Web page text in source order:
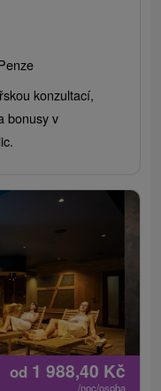
konzultací,
bonusy v
od 1 988,40 Kč
/noc/osoba